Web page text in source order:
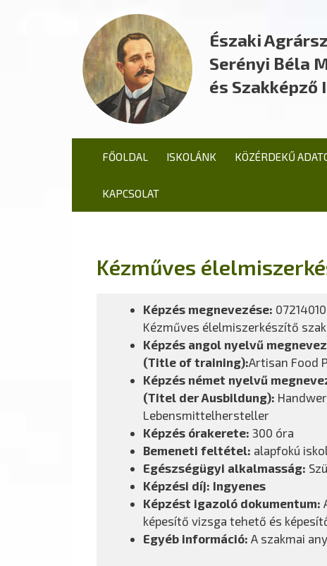
Északi
Serényi Béla
és Szakképző
FŐOLDAL ISKOLÁNK KÖZÉRDEKŰ
KAPCSOLAT
Kézműves
Képzés megnevezése: 07214010
Kézműves élelmiszerkészítő
Képzés angol nyelvű
(Title of training):Artisan Food
Képzés német nyelvű
(Titel der Ausbildung):
Lebensmittelhersteller
Képzés órakerete: 300 óra
Bemeneti feltétel: alapfokú
Egészségügyi alkalmasság:
Képzési díj: Ingyenes
Képzést igazoló dokumentum:
képesítő vizsga tehető és
Egyéb információ: A szakmai